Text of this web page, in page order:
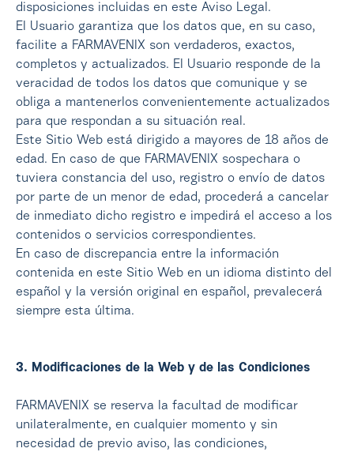
disposiciones incluidas en este Aviso Legal.
El Usuario garantiza que los datos que, en su caso,
facilite a FARMAVENIX son verdaderos, exactos,
completos y actualizados. El Usuario responde de la
veracidad de todos los datos que comunique y se
obliga a mantenerlos convenientemente actualizados
para que respondan a su situación real.
Este Sitio Web está dirigido a mayores de 18 años de
edad. En caso de que FARMAVENIX sospechara o
tuviera constancia del uso, registro o envío de datos
por parte de un menor de edad, procederá a cancelar
de inmediato dicho registro e impedirá el acceso a los
contenidos o servicios correspondientes.
En caso de discrepancia entre la información
contenida en este Sitio Web en un idioma distinto del
español y la versión original en español, prevalecerá
siempre esta última.
3. Modificaciones de la Web y de las Condiciones
FARMAVENIX se reserva la facultad de modificar
unilateralmente, en cualquier momento y sin
necesidad de previo aviso, las condiciones,